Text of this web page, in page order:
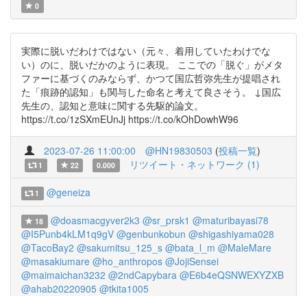
0
実際に脱いだわけではない（元々、着用していたわけでな
い）のに、脱いだかのように表現。 ここでの「脱ぐ」がメタ
ファーに基づくのみならず、かつて国広哲弥先生が提唱され
た「痕跡的認知」も関与した命名と考えて良さそう。 ↓国広
先生の、認知と意味に関する先駆的論文。
https://t.co/1zSXmEUnJj https://t.co/kOhDowhW96
2023-07-26 11:00:00 @HN19830503 (投稿一覧)
1 22 0.000 リツイート・ネットワーク (1)
1 @geneiza
18 @doasmacgyver2k3 @sr_prsk1 @maturibayasi78
@I5Punb4kLM1q9gV @genbunkobun @shigashiyama028
@TacoBay2 @sakumitsu_125_s @bata_l_m @MaleMare
@masakiumare @ho_anthropos @JojiSensei
@maimaichan3232 @2ndCapybara @E6b4eQSNWEXYZXB
@ahab20220905 @tkita1005